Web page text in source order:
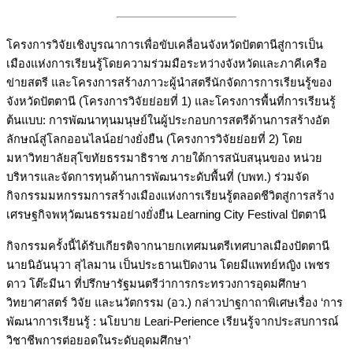
โครงการวิจัยเชิงบูรณาการเพื่อขับเคลื่อนจังหวัดปัตตานีสู่การเป็น
เมืองแห่งการเรียนรู้โดยความร่วมมือระหว่างจังหวัดและภาคีเครือ
ข่ายสตรี และโครงการสร้างภาวะผู้นําสตรีนักจัดการการเรียนรู้ของ
จังหวัดปัตตานี (โครงการวิจัยย่อยที่ 1) และโครงการพื้นที่การเรียนรู้
ต้นแบบ: การพัฒนาทุนมนุษย์ในผู้ประกอบการสตรีด้านการสร้างอัต
ลักษณ์สู่โลกออนไลน์อย่างยั่งยืน (โครงการวิจัยย่อยที่ 2) โดย
มหาวิทยาลัยสุโขทัยธรรมาธิราช ภายใต้การสนับสนุนของ หน่วย
บริหารและจัดการทุนด้านการพัฒนาระดับพื้นที่ (บพท.) ร่วมจัด
กิจกรรมมหกรรมการสร้างเมืองแห่งการเรียนรู้ตลอดชีวิตสู่การสร้าง
เศรษฐกิจพหุวัฒนธรรมอย่างยั่งยืน Learning City Festival ปัตตานี
กิจกรรมครั้งนี้ได้รับเกียรติจากนายกเทศมนตรีเทศบาลเมืองปัตตานี
นายนิอันนุวา สุไลมาน เป็นประธานเปิดงาน โดยมีแพทย์หญิง เพชร
ดาว โต๊ะมีนา ที่ปรึกษารัฐมนตรีว่าการกระทรวงการอุดมศึกษา
วิทยาศาสตร์ วิจัย และนวัตกรรม (อว.) กล่าวปาฐกาถาพิเศษเรื่อง ‘การ
พัฒนาการเรียนรู้ : นโยบาย Leari-Perience เรียนรู้จากประสบการณ์
วิชาชีพการต่อยอดในระดับอุดมศึกษา’